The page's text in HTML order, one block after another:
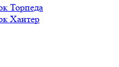
Торпеда
Хантер